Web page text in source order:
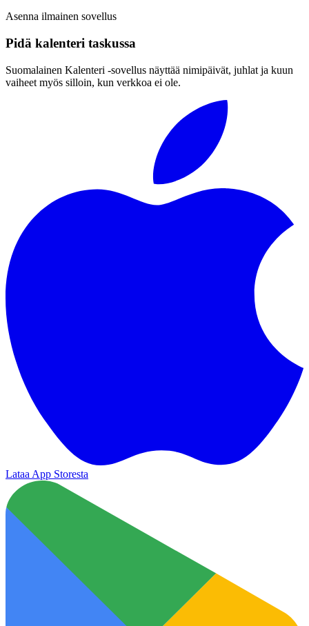
Asenna ilmainen sovellus
Pidä kalenteri taskussa
Suomalainen Kalenteri ‑sovellus näyttää nimipäivät, juhlat ja kuun
vaiheet myös silloin, kun verkkoa ei ole.
Lataa App Storesta